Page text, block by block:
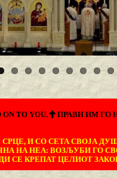
ON TO YOU. ПРАВИ ИМ ГО
И СО СЕТА СВОЈА
НА НЕА: ВОЗЉУБИ ГО
СЕ КРЕПАТ ЦЕЛИОТ ЗАКОН